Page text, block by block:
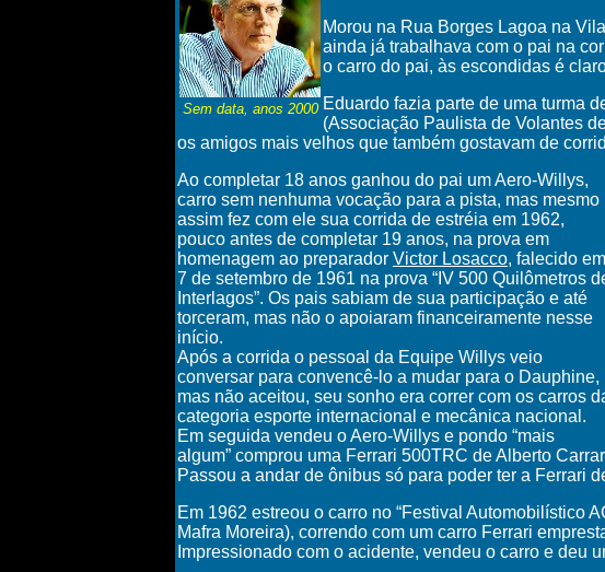
Sem data, anos 2000
Morou na Rua Borges Lagoa na
ainda já trabalhava com o pai na
o carro do pai, às escondidas é
Eduardo fazia parte de uma turma
(Associação Paulista de Volantes
os amigos mais velhos que também gostavam de
Ao completar 18 anos ganhou do pai um Aero-Willys,
carro sem nenhuma vocação para a pista, mas mesmo
assim fez com ele sua corrida de estréia em 1962,
pouco antes de completar 19 anos, na prova em
homenagem ao preparador Victor Losacco, falecido em
7 de setembro de 1961 na prova “IV 500 Quilômetros
Interlagos”. Os pais sabiam de sua participação e até
torceram, mas não o apoiaram financeiramente nesse
início.
Após a corrida o pessoal da Equipe Willys veio
conversar para convencê-lo a mudar para o Dauphine,
mas não aceitou, seu sonho era correr com os carros
categoria esporte internacional e mecânica nacional.
Em seguida vendeu o Aero-Willys e pondo “mais
algum” comprou uma Ferrari 500TRC de Alberto
Passou a andar de ônibus só para poder ter a Ferrari
Em 1962 estreou o carro no “Festival Automobilístico
Mafra Moreira), correndo com um carro Ferrari
Impressionado com o acidente, vendeu o carro e deu